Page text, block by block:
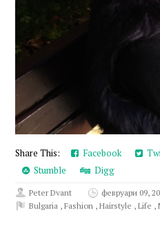
Share This: Facebook
Stumble
Digg
Peter Dvant
февруари 09,
Bulgaria ,Fashion ,Hairstyle ,Life ,